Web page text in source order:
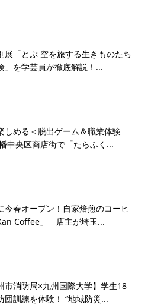
展「とぶ 空を旅する生きものたち
」を学芸員が徹底解説！...
しめる＜脱出ゲーム＆職業体験
中央区商店街で「たらふく...
今春オープン！自家焙煎のコーヒ
Coffee」 店主が埼玉...
市消防局×九州国際大学】学生18
団訓練を体験！ “地域防災...